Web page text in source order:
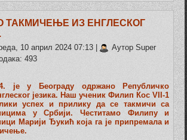
ТАКМИЧЕЊЕ ИЗ EНГЛЕСКОГ
10 април 2024 07:13
Аутор Super
493
је у Београду одржано Републичко
језика. Наш ученик Филип Кос VII-1
успех и прилику да се такмичи са
у Србији. Честитамо Филипу и
Марији Ђукић која га је припремала и